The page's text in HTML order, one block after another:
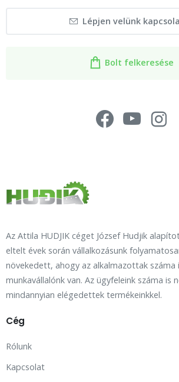
Lépjen velünk
Bolt felkeresése
Az Attila HUDJIK céget József Hudjik
eltelt évek során vállalkozásunk
növekedett, ahogy az alkalmazottak száma
munkavállalónk van. Az ügyfeleink száma is
mindannyian elégedettek termékeinkkel.
Cég
Rólunk
Kapcsolat